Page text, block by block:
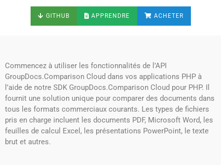
GITHUB APPRENDRE ACHETER
Commencez à utiliser les fonctionnalités de l’API
GroupDocs.Comparison Cloud dans vos applications PHP à
l’aide de notre SDK GroupDocs.Comparison Cloud pour PHP. Il
fournit une solution unique pour comparer des documents dans
tous les formats commerciaux courants. Les types de fichiers
pris en charge incluent les documents PDF, Microsoft Word, les
feuilles de calcul Excel, les présentations PowerPoint, le texte
brut et autres.